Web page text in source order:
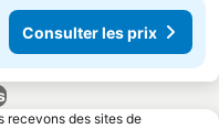
Consulter les prix
recevons des sites de